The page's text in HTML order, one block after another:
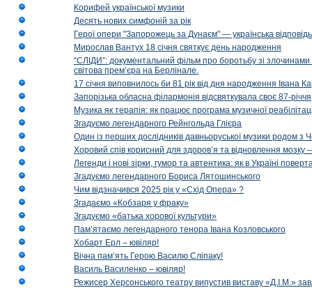
Корифей української музики
Десять нових симфоній за рік
Герої опери "Запорожець за Дунаєм" — українська
Мирослав Вантух 18 січня святкує день народження
“СЛІДИ”: документальний фільм про боротьбу зі
світова прем’єра на Берлінале.
17 січня виповнилось би 81 рік від дня народження Івана
Запорізька обласна філармонія відсвяткувала своє 87-річчя
Музика як терапія: як працює програма музичної
Згадуємо легендарного Рейнгольда Глієра
Один із перших дослідників давньоруської музики родом з
Хоровий спів корисний для здоров’я та відновлення мозку
Легенди і нові зірки, гумор та автентика: як в Україні
Згадуємо легендарного Бориса Лятошинського
Чим відзначився 2025 рік у «Схід Опера» ?
Згадаємо «Кобзаря у фраку»
Згадуємо «батька хорової культури»
Пам’ятаємо легендарного тенора Івана Козловського
Хобарт Ерл – ювіляр!
Вічна пам’ять Герою Василю Сліпаку!
Василь Василенко – ювіляр!
Режисер Херсонського театру випустив виставу «Д.І.М.»